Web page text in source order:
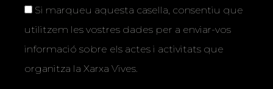
Si marqueu aquesta casella, consentiu que
utilitzem les vostres dades per a enviar-vos
informació sobre els actes i activitats que
organitza la Xarxa Vives.